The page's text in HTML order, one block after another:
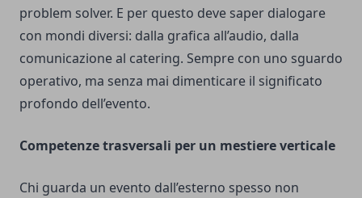
problem solver. E per questo deve saper dialogare
con mondi diversi: dalla grafica all’audio, dalla
comunicazione al catering. Sempre con uno sguardo
operativo, ma senza mai dimenticare il significato
profondo dell’evento.
Competenze trasversali per un mestiere verticale
Chi guarda un evento dall’esterno spesso non